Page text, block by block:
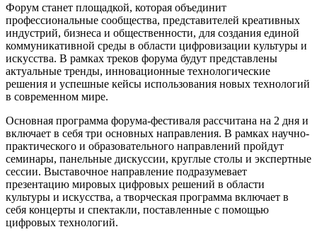
Форум станет площадкой, которая объединит
профессиональные сообщества, представителей креативных
индустрий, бизнеса и общественности, для создания единой
коммуникативной среды в области цифровизации культуры и
искусства. В рамках треков форума будут представлены
актуальные тренды, инновационные технологические
решения и успешные кейсы использования новых технологий
в современном мире.
Основная программа форума-фестиваля рассчитана на 2 дня и
включает в себя три основных направления. В рамках научно-
практического и образовательного направлений пройдут
семинары, панельные дискуссии, круглые столы и экспертные
сессии. Выставочное направление подразумевает
презентацию мировых цифровых решений в области
культуры и искусства, а творческая программа включает в
себя концерты и спектакли, поставленные с помощью
цифровых технологий.